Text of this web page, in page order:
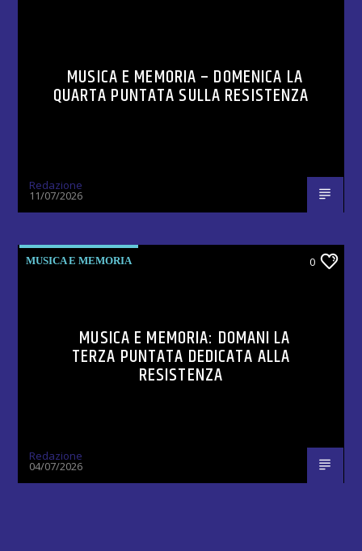
MUSICA E MEMORIA – DOMENICA LA
QUARTA PUNTATA SULLA RESISTENZA
Redazione
11/07/2026
MUSICA E MEMORIA 0
MUSICA E MEMORIA: DOMANI LA
TERZA PUNTATA DEDICATA ALLA
RESISTENZA
Redazione
04/07/2026